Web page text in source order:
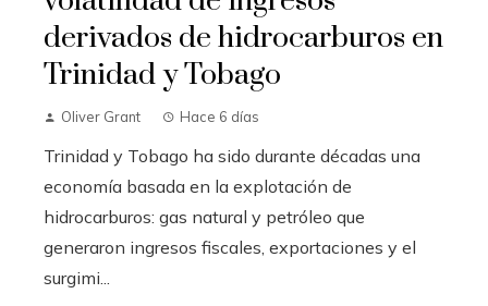
derivados de hidrocarburos en
Trinidad y Tobago
Oliver Grant Hace 6 días
Trinidad y Tobago ha sido durante décadas una
economía basada en la explotación de
hidrocarburos: gas natural y petróleo que
generaron ingresos fiscales, exportaciones y el
surgimi...